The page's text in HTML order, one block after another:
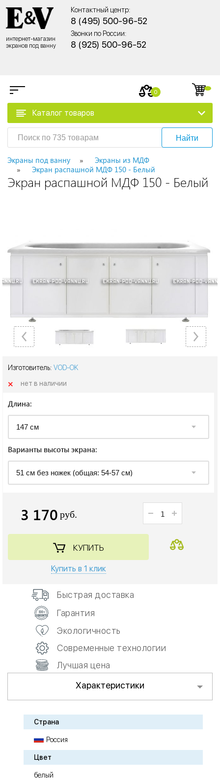
интернет-магазин
экранов под ванну
Контактный центр:
8 (495) 500-96-52
Звонки по России:
8 (925) 500-96-52
0
Каталог товаров
Найти
Экраны под ванну
Экраны из МДФ
Экран распашной МДФ 150 - Белый
Экран распашной МДФ 150 - Белый
Изготовитель: VOD-OK
+ нет в наличии
Длина:
Варианты высоты экрана:
3 170 руб.
КУПИТЬ
Купить в 1 клик
Быстрая доставка
Гарантия
Экологичность
Современные технологии
Лучшая цена
Характеристики
Страна
Россия
Цвет
белый